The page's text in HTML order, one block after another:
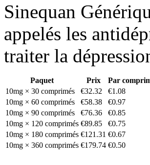
Sinequan
appelés les
traiter la
Paquet Prix Par
10mg × 30 comprimés
€32.32 €1.08
10mg × 60 comprimés
€58.38 €0.97
10mg × 90 comprimés
€76.36 €0.85
10mg × 120 comprimés €89.85 €0.75
10mg × 180 comprimés €121.31 €0.67
10mg × 360 comprimés €179.74 €0.50